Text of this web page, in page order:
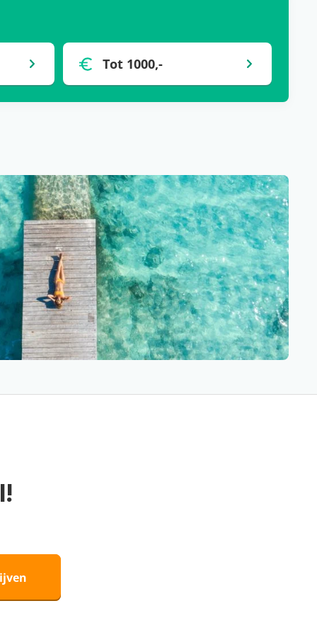
Tot 1000,-